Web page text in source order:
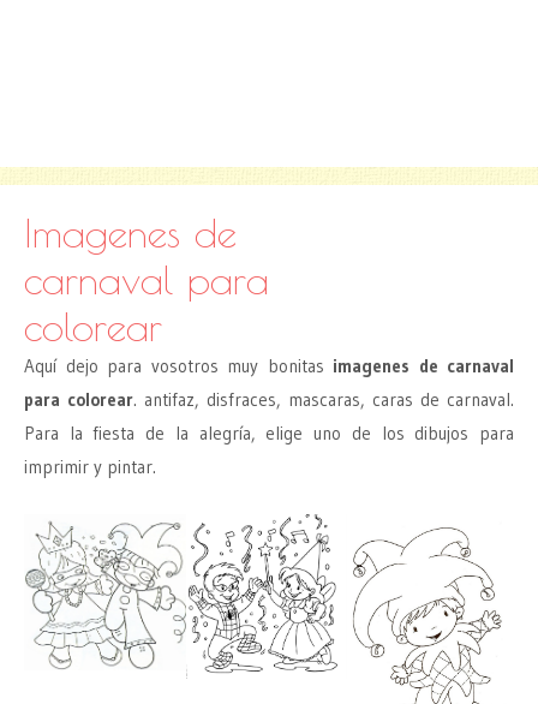
Imagenes de
carnaval para
colorear
Aquí dejo para vosotros muy bonitas imagenes de carnaval
para colorear. antifaz, disfraces, mascaras, caras de carnaval.
Para la fiesta de la alegría, elige uno de los dibujos para
imprimir y pintar.